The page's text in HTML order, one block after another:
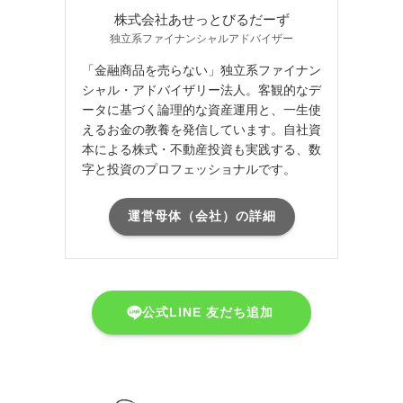
株式会社あせっとびるだーず
独立系ファイナンシャルアドバイザー
「金融商品を売らない」独立系ファイナン
シャル・アドバイザリー法人。客観的なデ
ータに基づく論理的な資産運用と、一生使
えるお金の教養を発信しています。自社資
本による株式・不動産投資も実践する、数
字と投資のプロフェッショナルです。
運営母体（会社）の詳細
公式LINE 友だち追加